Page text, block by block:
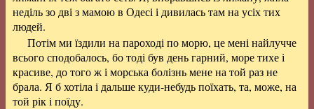
неділь зо дві з мамою в Одесі і дивилась там на усіх тих
людей.
Потім ми їздили на пароході по морю, це мені найлучче
всього сподобалось, бо тоді був день гарний, море тихе і
красиве, до того ж і морська болізнь мене на той раз не
брала. Я б хотіла і дальше куди-небудь поїхать, та, може, на
той рік і поїду.